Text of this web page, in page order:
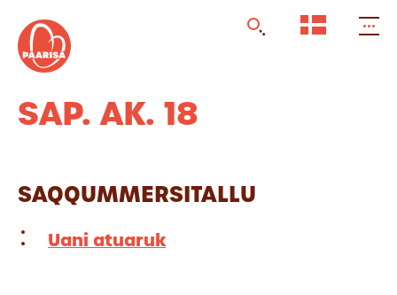
forsiden
SAP. AK. 18
SAQQUMMERSITALLU
Uani atuaruk